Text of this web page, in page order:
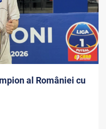
al României cu